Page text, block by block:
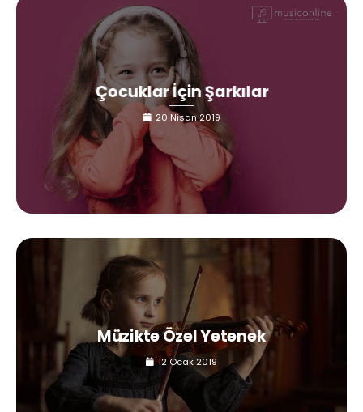
Çocuklar İçin Şarkılar
20 Nisan 2019
Müzikte Özel Yetenek
12 Ocak 2019